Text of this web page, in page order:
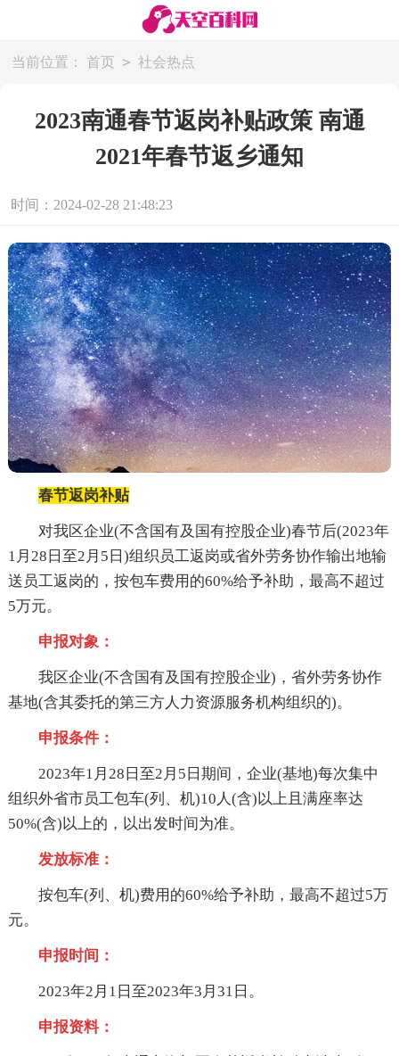
当前位置： 首页 > 社会热点
2023南通春节返岗补贴政策 南通
2021年春节返乡通知
时间：2024-02-28 21:48:23
春节返岗补贴
对我区企业(不含国有及国有控股企业)春节后(2023年
1月28日至2月5日)组织员工返岗或省外劳务协作输出地输
送员工返岗的，按包车费用的60%给予补助，最高不超过
5万元。
申报对象：
我区企业(不含国有及国有控股企业)，省外劳务协作
基地(含其委托的第三方人力资源服务机构组织的)。
申报条件：
2023年1月28日至2月5日期间，企业(基地)每次集中
组织外省市员工包车(列、机)10人(含)以上且满座率达
50%(含)以上的，以出发时间为准。
发放标准：
按包车(列、机)费用的60%给予补助，最高不超过5万
元。
申报时间：
2023年2月1日至2023年3月31日。
申报资料：